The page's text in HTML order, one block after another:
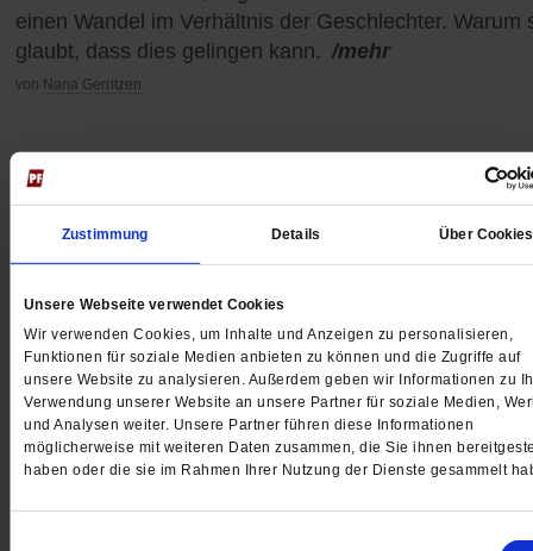
Zustimmung Details Über Cookies
Unsere Webseite verwendet Cookies
Wir verwenden Cookies, um Inhalte und Anzeigen zu personalisieren,
Funktionen für soziale Medien anbieten zu können und die Zugriffe auf
unsere Website zu analysieren. Außerdem geben wir Informationen zu
Verwendung unserer Website an unsere Partner für soziale Medien,
und Analysen weiter. Unsere Partner führen diese Informationen
möglicherweise mit weiteren Daten zusammen, die Sie ihnen
haben oder die sie im Rahmen Ihrer Nutzung der Dienste gesammelt
einen Wandel im Verhältnis der Geschlechter. Warum
glaubt, dass dies gelingen kann. /mehr
von Nana Gerritzen
Kinotipp: »Vivaldi und ich«